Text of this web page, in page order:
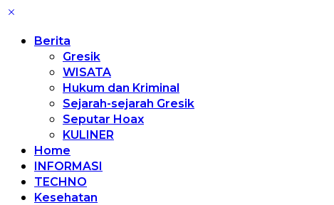
Berita
Gresik
WISATA
Hukum dan Kriminal
Sejarah-sejarah Gresik
Seputar Hoax
KULINER
Home
INFORMASI
TECHNO
Kesehatan